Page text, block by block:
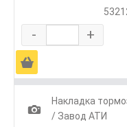
- +
Ä
1
Накладка
/ Завод АТИ